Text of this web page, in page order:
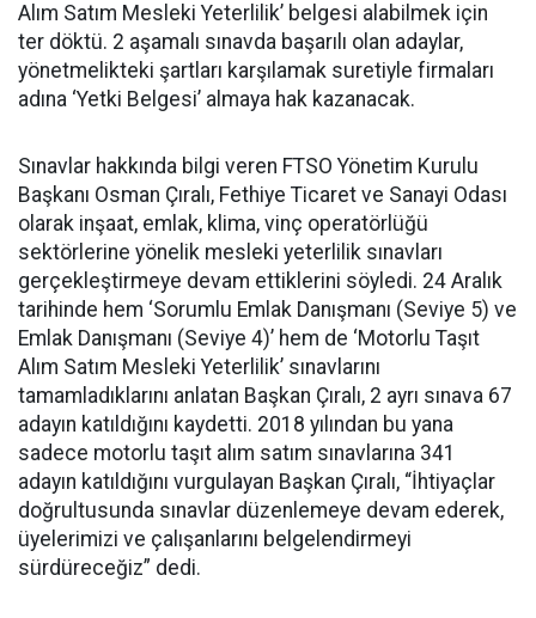
Alım Satım Mesleki Yeterlilik’ belgesi alabilmek için
ter döktü. 2 aşamalı sınavda başarılı olan adaylar,
yönetmelikteki şartları karşılamak suretiyle firmaları
adına ‘Yetki Belgesi’ almaya hak kazanacak.
Sınavlar hakkında bilgi veren FTSO Yönetim Kurulu
Başkanı Osman Çıralı, Fethiye Ticaret ve Sanayi Odası
olarak inşaat, emlak, klima, vinç operatörlüğü
sektörlerine yönelik mesleki yeterlilik sınavları
gerçekleştirmeye devam ettiklerini söyledi. 24 Aralık
tarihinde hem ‘Sorumlu Emlak Danışmanı (Seviye 5) ve
Emlak Danışmanı (Seviye 4)’ hem de ‘Motorlu Taşıt
Alım Satım Mesleki Yeterlilik’ sınavlarını
tamamladıklarını anlatan Başkan Çıralı, 2 ayrı sınava 67
adayın katıldığını kaydetti. 2018 yılından bu yana
sadece motorlu taşıt alım satım sınavlarına 341
adayın katıldığını vurgulayan Başkan Çıralı, “İhtiyaçlar
doğrultusunda sınavlar düzenlemeye devam ederek,
üyelerimizi ve çalışanlarını belgelendirmeyi
sürdüreceğiz” dedi.